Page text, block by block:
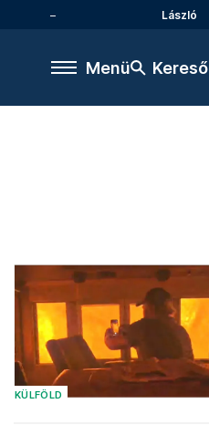
László
Menü Kereső
KÜLFÖLD